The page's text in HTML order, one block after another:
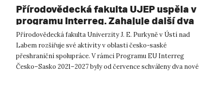
Přírodovědecká fakulta UJEP uspěla v
programu Interreg. Zahajuje další dva
přeshraniční projekty se saskými
partnery
Přírodovědecká fakulta Univerzity J. E. Purkyně v Ústí nad
Labem rozšiřuje své aktivity v oblasti česko-saské
přeshraniční spolupráce. V rámci Programu EU Interreg
Česko–Sasko 2021–2027 byly od července schváleny dva nové